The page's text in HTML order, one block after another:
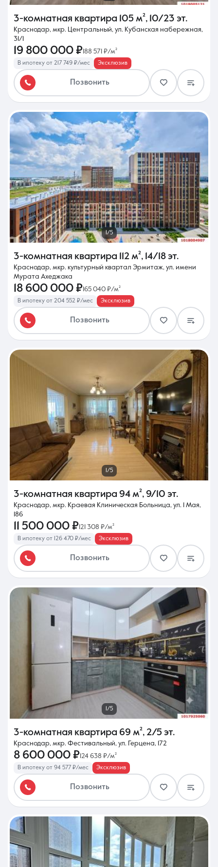
3-комнатная квартира 105 м², 10/23 эт.
Краснодар, мкр. Центральный, ул. Кубанская набережная,
31/1
19 800 000 ₽188 571 ₽/м²
В ипотеку от 217 749 ₽/мес Эксклюзив
Позвонить
1/5
3-комнатная квартира 112 м², 14/18 эт.
Краснодар, мкр. культурный квартал Эрмитаж, ул. имени
Мурата Ахеджака
18 600 000 ₽ 165 040 ₽/м²
В ипотеку от 204 552 ₽/мес Эксклюзив
Позвонить
1/5
3-комнатная квартира 94 м², 9/10 эт.
Краснодар, мкр. Краевая Клиническая Больница, ул. 1 Мая,
186
11 500 000 ₽ 121 308 ₽/м²
В ипотеку от 126 470 ₽/мес Эксклюзив
Позвонить
1/5
3-комнатная квартира 69 м², 2/5 эт.
Краснодар, мкр. Фестивальный, ул. Герцена, 172
8 600 000 ₽124 638 ₽/м²
В ипотеку от 94 577 ₽/мес Эксклюзив
Позвонить